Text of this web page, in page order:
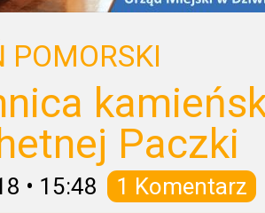
POMORSKI
Paczki
• 15:48 1 Komentarz